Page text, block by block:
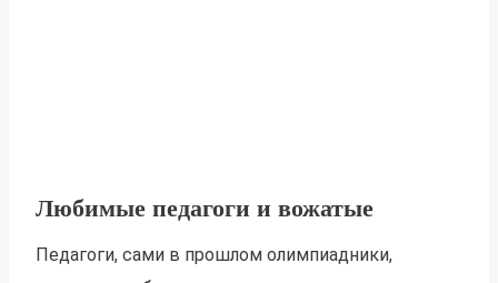
Любимые педагоги и вожатые
Педагоги, сами в прошлом олимпиадники,